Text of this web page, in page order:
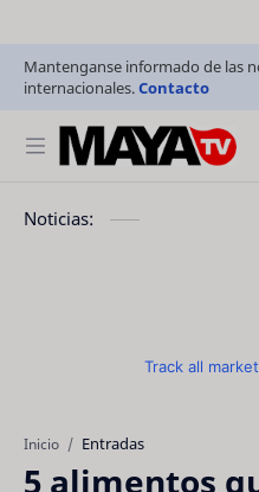
Mantenganse informado de las
internacionales.Contacto
Noticias:
Track all
Inicio Entradas
5 alimentos